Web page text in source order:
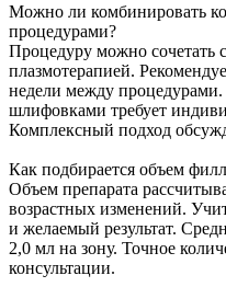
Можно ли комбинировать
процедурами?
Процедуру можно сочетать
плазмотерапией.
недели между
шлифовками требует
Комплексный подход
Как подбирается объем
Объем препарата
возрастных изменений.
и желаемый результат.
2,0 мл на зону. Точное
консультации.